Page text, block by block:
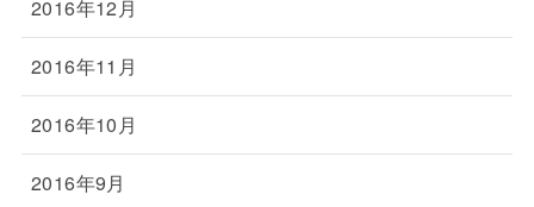
2016年12月
2016年11月
2016年10月
2016年9月